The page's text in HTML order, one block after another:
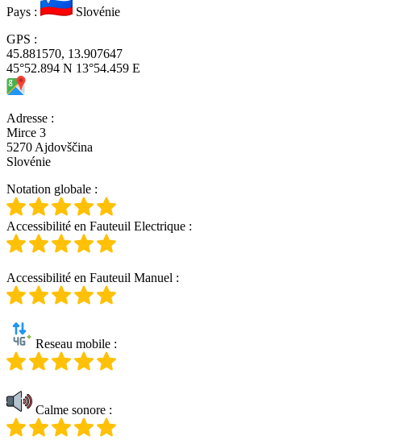
Pays :
Slovénie
GPS :
45.881570, 13.907647
45°52.894 N 13°54.459 E
Adresse :
Mirce 3
5270 Ajdovščina
Slovénie
Notation globale :
Accessibilité en Fauteuil Electrique :
Accessibilité en Fauteuil Manuel :
Reseau mobile :
Calme sonore :